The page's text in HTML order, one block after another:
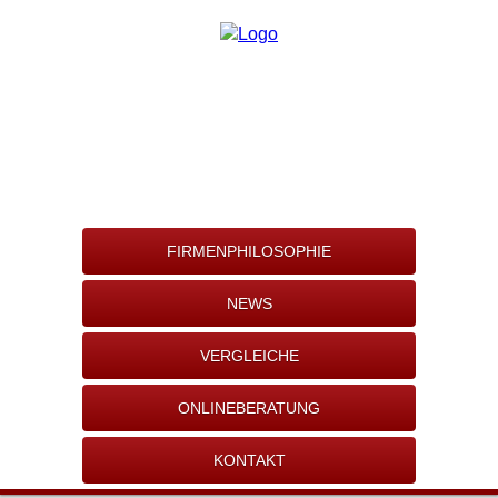
FIRMENPHILOSOPHIE
NEWS
VERGLEICHE
ONLINEBERATUNG
KONTAKT